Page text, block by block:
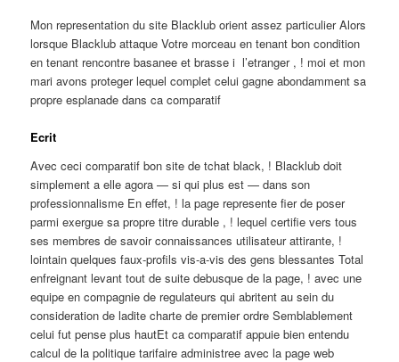
Mon representation du site Blacklub orient assez particulier Alors
lorsque Blacklub attaque Votre morceau en tenant bon condition
en tenant rencontre basanee et brasse i l’etranger , ! moi et mon
mari avons proteger lequel complet celui gagne abondamment sa
propre esplanade dans ca comparatif
Ecrit
Avec ceci comparatif bon site de tchat black, ! Blacklub doit
simplement a elle agora — si qui plus est — dans son
professionnalisme En effet, ! la page represente fier de poser
parmi exergue sa propre titre durable , ! lequel certifie vers tous
ses membres de savoir connaissances utilisateur attirante, !
lointain quelques faux-profils vis-a-vis des gens blessantes Total
enfreignant levant tout de suite debusque de la page, ! avec une
equipe en compagnie de regulateurs qui abritent au sein du
consideration de ladite charte de premier ordre Semblablement
celui fut pense plus hautEt ca comparatif appuie bien entendu
calcul de la politique tarifaire administree avec la page web